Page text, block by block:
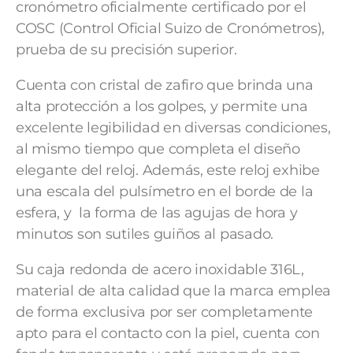
cronómetro oficialmente certificado por el
COSC (Control Oficial Suizo de Cronómetros),
prueba de su precisión superior.
Cuenta con cristal de zafiro que brinda una
alta protección a los golpes, y permite una
excelente legibilidad en diversas condiciones,
al mismo tiempo que completa el diseño
elegante del reloj. Además, este reloj exhibe
una escala del pulsímetro en el borde de la
esfera, y la forma de las agujas de hora y
minutos son sutiles guiños al pasado.
Su caja redonda de acero inoxidable 316L,
material de alta calidad que la marca emplea
de forma exclusiva por ser completamente
apto para el contacto con la piel, cuenta con